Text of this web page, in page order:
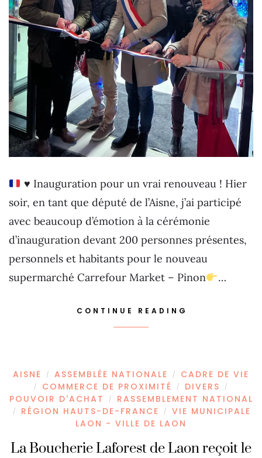
♥️ Inauguration pour un vrai renouveau ! Hier
soir, en tant que député de l’Aisne, j’ai participé
avec beaucoup d’émotion à la cérémonie
d’inauguration devant 200 personnes présentes,
personnels et habitants pour le nouveau
supermarché Carrefour Market – Pinon
…
CONTINUE READING
AISNE / ASSEMBLÉE NATIONALE / CADRE DE VIE
/ COMMERCE DE PROXIMITÉ / DIVERS /
POUVOIR D'ACHAT / RASSEMBLEMENT NATIONAL
/ RÉGION HAUTS-DE-FRANCE /
VIE MUNICIPALE
LAON - VILLE DE LAON
La Boucherie Laforest de Laon reçoit le